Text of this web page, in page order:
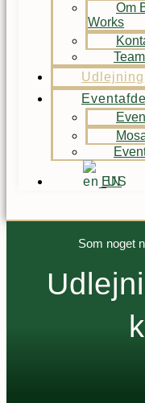
Om
Works
Team
Udlejning
EN
Som noget